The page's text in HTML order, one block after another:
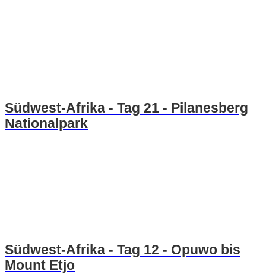
Südwest-Afrika - Tag 21 - Pilanesberg
Nationalpark
Südwest-Afrika - Tag 12 - Opuwo bis
Mount Etjo